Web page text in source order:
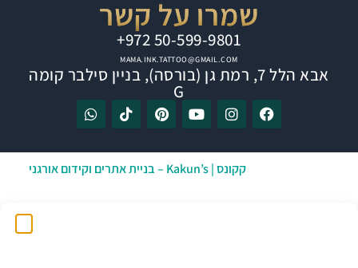
שמרו על קשר
MAMA.INK.TATTOO@GMAIL.COM
אבא הלל 7, רמת גן (בורסה), בניין סילבר קומה
G
קקונס | Kakun’s – בניית אתרים וקידום אורגני